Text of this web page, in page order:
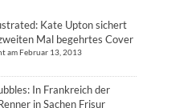
Kate Upton sichert
Mal begehrtes Cover
am Februar 13, 2013
In Frankreich der
in Sachen Frisur